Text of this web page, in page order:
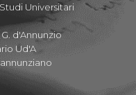
Universitari
d'Annunzio
Ud'A